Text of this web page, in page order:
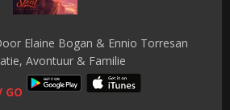
Elaine Bogan & Ennio Torresan
Avontuur & Familie